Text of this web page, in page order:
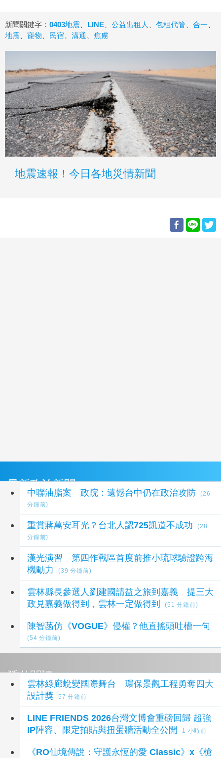
新聞關鍵字： 0403地震 LINE 公益出租人 包租代管 合一
地震
寵物 民宿 溝通 焦慮
地震速報！今日各地災情新聞
最新政治新聞
中聯油脂案 政院：遺憾台中仍在政治攻防
(26
分鐘前)
重賞蔣萬安耳光？台北人認725凱道不成功
(28
分鐘前)
漢光演習 第四作戰區首度前推小琉球驗證跨海
機動力
(39 分鐘前)
雲林縣長參選人劉建國請益之旅到嘉義 提三大
政見嘉義做得到，雲林一定做得到
(51 分鐘前)
陳智菡仿《VOGUE》侵權？他直搖頭吐槽一句
(54 分鐘前)
延伸閱讀
雲林綠廊蛻變國際舞台 環保景觀工程勇奪四大
設計獎
57 分鐘前
LINE FRIENDS 2026台灣文博會重磅回歸 超強
IP陣容、限定拍貼與扭蛋牆活動全公開
1 小時前
《RO仙境傳說：守護永恆的愛 Classic》x《槍